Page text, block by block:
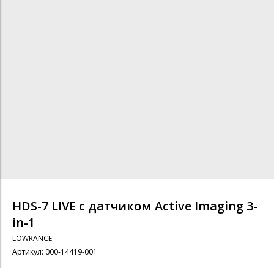
HDS-7 LIVE с датчиком Active Imaging 3-
in-1
LOWRANCE
Артикул: 000-14419-001